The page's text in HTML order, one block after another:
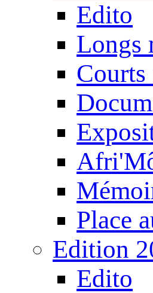
Edito
Longs
Courts
Place
Edition
Edito